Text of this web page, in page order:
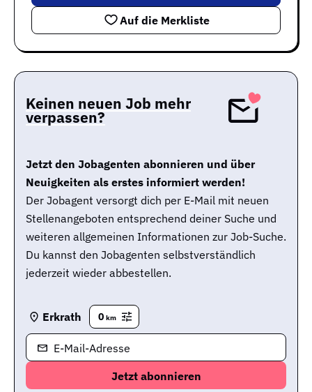
Auf die Merkliste
Keinen neuen Job mehr
verpassen?
Jetzt den Jobagenten abonnieren und über
Neuigkeiten als erstes informiert werden!
Der Jobagent versorgt dich per E-Mail mit neuen
Stellenangeboten entsprechend deiner Suche und
weiteren allgemeinen Informationen zur Job-Suche.
Du kannst den Jobagenten selbstverständlich
jederzeit wieder abbestellen.
Erkrath 0 km
E-Mail-Adresse